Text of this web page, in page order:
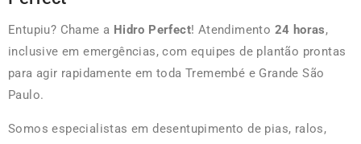
Entupiu? Chame a Hidro Perfect! Atendimento 24 horas,
inclusive em emergências, com equipes de plantão prontas
para agir rapidamente em toda Tremembé e Grande São
Paulo.
Somos especialistas em desentupimento de pias, ralos,